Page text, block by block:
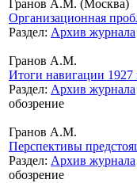
Гранов А.М. (Москва)
Организационная
Раздел: Архив журнала
Гранов А.М.
Итоги навигации 1927
Раздел: Архив журнала
обозрение
Гранов А.М.
Перспективы
Раздел: Архив журнала
обозрение